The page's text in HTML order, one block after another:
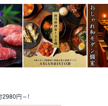
2980円～!